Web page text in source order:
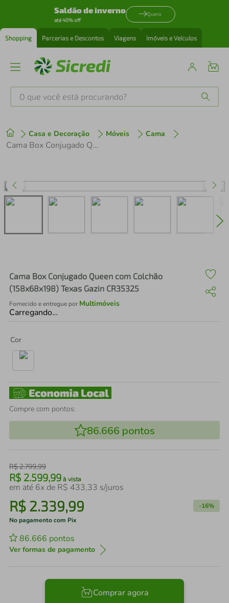
Saldão de inverno
até 40% off
Quero
Shopping Parcerias e Descontos Viagens Imóveis e Veículos
O que você está procurando?
Casa e Decoração Móveis Cama
Cama Box Conjugado Queen com Colchão (158x68x198) Texas Gazin CR35325
Cama Box Conjugado Queen com Colchão
(158x68x198) Texas Gazin CR35325
Fornecido e entregue por Multimóveis
Carregando…
Cor
Compre com pontos:
86.666 pontos
R$2.799,99
R$ 2.599,99 à vista
em até 6x de R$ 433,33 s/juros
R$ 2.339,99 -16%
No pagamento com Pix
86.666 pontos
Ver formas de pagamento
Comprar agora
1 º tenis
perfume